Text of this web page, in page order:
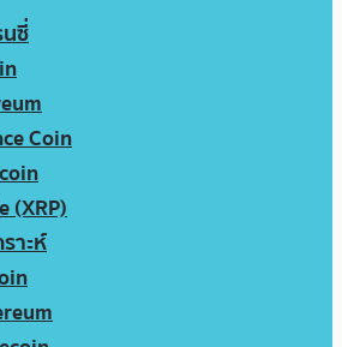
นซี่
Coin
(XRP)
าะห์